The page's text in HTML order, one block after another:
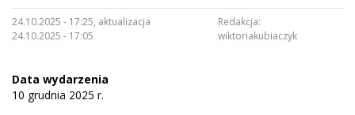
24.10.2025 - 17:25, aktualizacja
24.10.2025 - 17:05
Redakcja:
wiktoriakubiaczyk
Data wydarzenia
10 grudnia 2025 r.